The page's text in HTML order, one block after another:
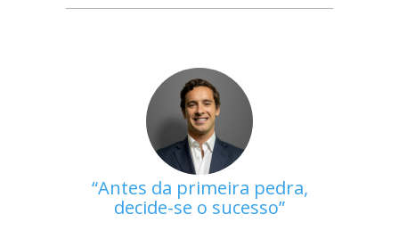
Antes da primeira pedra,
decide-se o sucesso